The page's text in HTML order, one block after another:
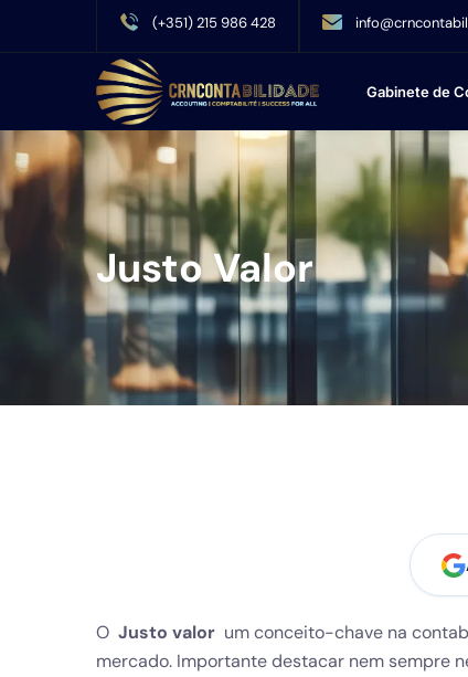
(+351) 215 986 428
Gabinete de
Justo Valor
O Justo valor um conceito-chave na
mercado. Importante destacar nem sempre